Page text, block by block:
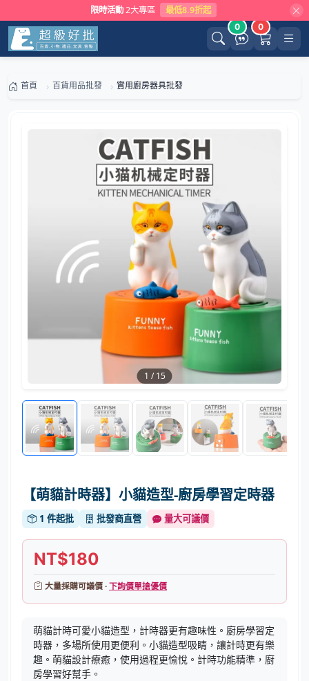
限時活動 2大專區 最低8.9折起
0 0
首頁 百貨用品批發 實用廚房器具批發
1 /15
【萌貓計時器】小貓造型-廚房學習定時器
1 件起批 批發商直營 量大可議價
NT$180
大量採購可議價 ·下詢價單搶優價
萌貓計時可愛小貓造型，計時器更有趣味性。廚房學習定
時器，多場所使用更便利。小貓造型吸睛，讓計時更有樂
趣。萌貓設計療癒，使用過程更愉悅。計時功能精準，廚
房學習好幫手。